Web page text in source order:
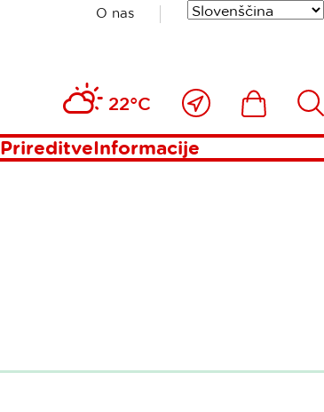
O nas
22°C
Blizu
mene
Ikona Išči
PrireditveInformacije